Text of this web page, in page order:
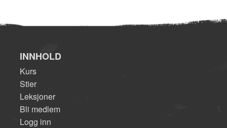
INNHOLD
Kurs
Stier
Leksjoner
Bli medlem
Logg inn